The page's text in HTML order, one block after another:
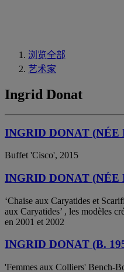
浏览全部
艺术家
Ingrid Donat
INGRID DONAT (NÉE
Buffet 'Cisco', 2015
INGRID DONAT (NÉE
‘Chaise aux Caryatides et
aux Caryatides’ , les modèles
en 2001 et 2002
INGRID DONAT (B.
'Femmes aux Colliers' Bench-